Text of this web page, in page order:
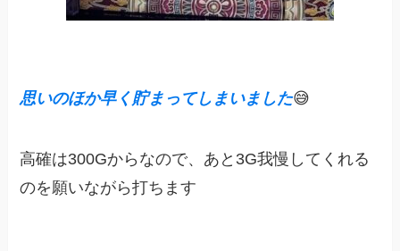
思いのほか早く貯まってしまいました😅
高確は300Gからなので、あと3G我慢してくれる
のを願いながら打ちます